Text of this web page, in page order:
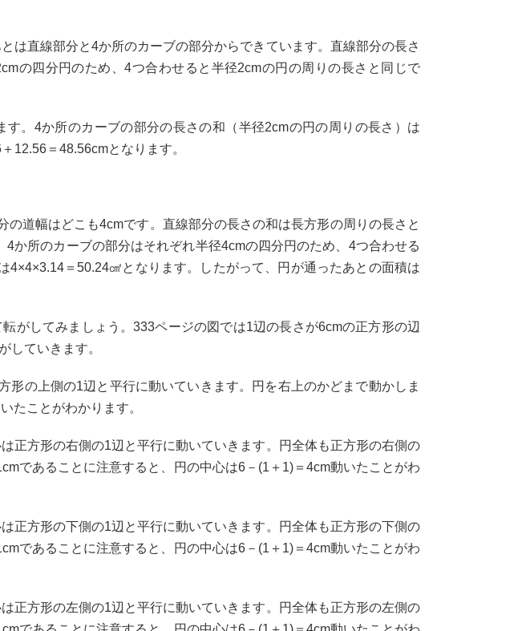
直線部分と4か所のカーブの部分からできています。直線部分の長さ
の四分円のため、4つ合わせると半径2cmの円の周りの長さと同じで
。4か所のカーブの部分の長さの和（半径2cmの円の周りの長さ）は
12.56＝48.56cmとなります。
道幅はどこも4cmです。直線部分の長さの和は長方形の周りの長さと
か所のカーブの部分はそれぞれ半径4cmの四分円のため、4つ合わせる
＝50.24㎠となります。したがって、円が通ったあとの面積は
してみましょう。333ページの図では1辺の長さが6cmの正方形の辺
していきます。
の上側の1辺と平行に動いていきます。円を右上のかどまで動かしま
たことがわかります。
方形の右側の1辺と平行に動いていきます。円全体も正方形の右側の
であることに注意すると、円の中心は6－(1＋1)＝4cm動いたことがわ
方形の下側の1辺と平行に動いていきます。円全体も正方形の下側の
であることに注意すると、円の中心は6－(1＋1)＝4cm動いたことがわ
方形の左側の1辺と平行に動いていきます。円全体も正方形の左側の